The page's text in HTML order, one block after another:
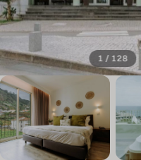
1 / 128